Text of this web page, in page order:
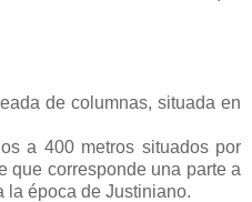
de columnas, situada en
a 400 metros situados por
que corresponde una parte a
la época de Justiniano.